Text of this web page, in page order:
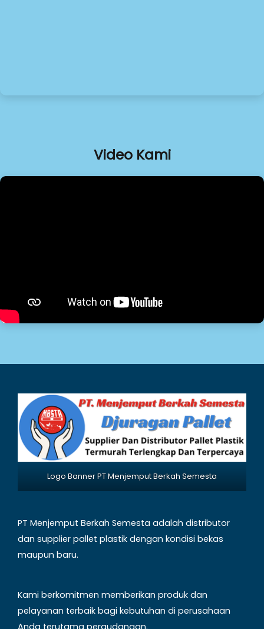
Video Kami
Logo Banner PT Menjemput Berkah Semesta
PT Menjemput Berkah Semesta adalah distributor
dan supplier pallet plastik dengan kondisi bekas
maupun baru.
Kami berkomitmen memberikan produk dan
pelayanan terbaik bagi kebutuhan di perusahaan
Anda terutama pergudangan.